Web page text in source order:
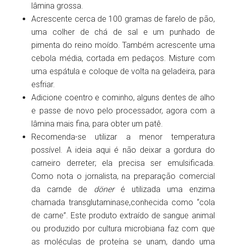
lâmina grossa.
Acrescente cerca de 100 gramas de farelo de pão,
uma colher de chá de sal e um punhado de
pimenta do reino moído. Também acrescente uma
cebola média, cortada em pedaços. Misture com
uma espátula e coloque de volta na geladeira, para
esfriar.
Adicione coentro e cominho, alguns dentes de alho
e passe de novo pelo processador, agora com a
lâmina mais fina, para obter um patê.
Recomenda-se utilizar a menor temperatura
possível. A ideia aqui é não deixar a gordura do
carneiro derreter; ela precisa ser emulsificada.
Como nota o jornalista, na preparação comercial
da carnde de döneré utilizada uma enzima
chamada transglutaminase,conhecida como “cola
de carne”. Este produto extraído de sangue animal
ou produzido por cultura microbiana faz com que
as moléculas de proteína se unam, dando uma